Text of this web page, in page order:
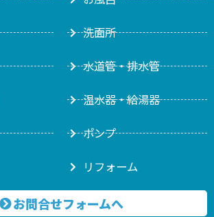
洗面所
水道管・排水管
温水器・給湯器
ポンプ
リフォーム
お問合せフォームへ